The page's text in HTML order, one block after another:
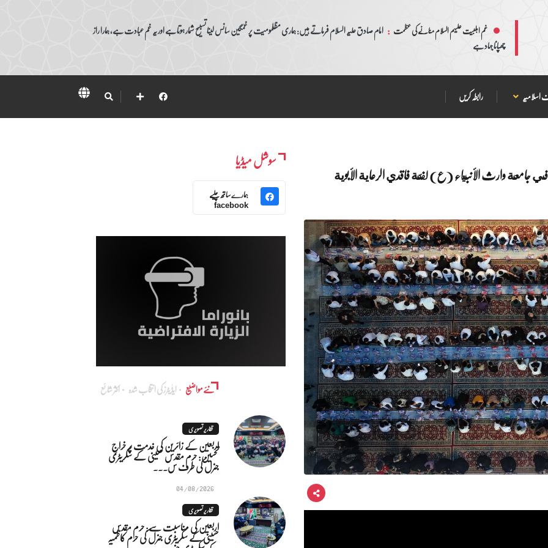
غم اہلبیت علیہم السلام منانے کی عظمت : امام صادق علیہ السلام فرماتے ہیں: ہماری مظلمومیت پر غمگین سانس لینا تسبیح شمار ہوتا ہے اور یہ غم عبادت ہے، ہمارا راز
چھپانا جہاد ہے
اسلامیہ رابطہ کریں
وارث الأنبياء (ع) لفئة فاقدي الرعاية الأبوية
سوشل میڈیا
ہمارے ساتھ چلیے
facebook
نئے مواضیع ایڈٰیٹرز کی انتخاب شدہ اکثر شائع
تقاریر تصویری
اربعین کے زائرین کی خدمت پر خراجِ
تحسین: حرم مقدس حسینی کے سکریٹری
جنرل کی طرف س...
04/08/2026
تقاریر تصویری
اربعین کی مناسبت سے: حرم مقدس
حسینی کے سکریٹری جنرل کی حرم کاظمیہ